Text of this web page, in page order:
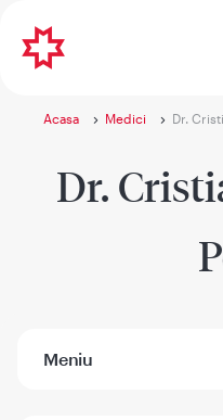
Acasa Medici Dr.
Dr.
Meniu